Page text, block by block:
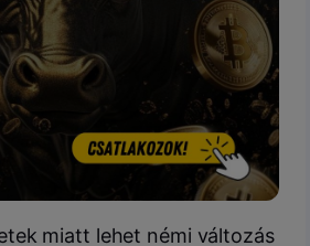
miatt lehet némi változás